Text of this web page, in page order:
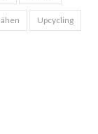
Upcycling